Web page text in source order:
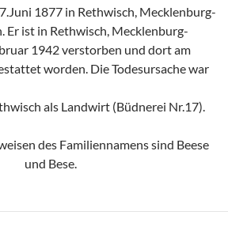
1877 in Rethwisch, Mecklenburg-
Er ist in Rethwisch, Mecklenburg-
1942 verstorben und dort am
worden. Die Todesursache war
als Landwirt (Büdnerei Nr.17).
des Familiennamens sind Beese
und Bese.